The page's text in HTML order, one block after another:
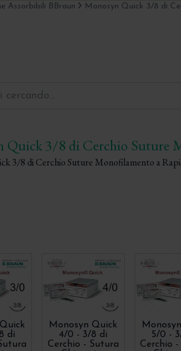
Assorbibili BBraun Monosyn Quick 3/8 di
di
Monosyn Quick
4/0 - 3/8 di
Cerchio - Sutura
5/0 -
Cerchio
Quick 3/8 di Cerchio Suture
3/8 di Cerchio Suture Monofilamento a